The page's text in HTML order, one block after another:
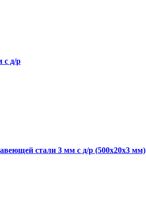
с д/р
стали 3 мм с д/р (500x20x3 мм)